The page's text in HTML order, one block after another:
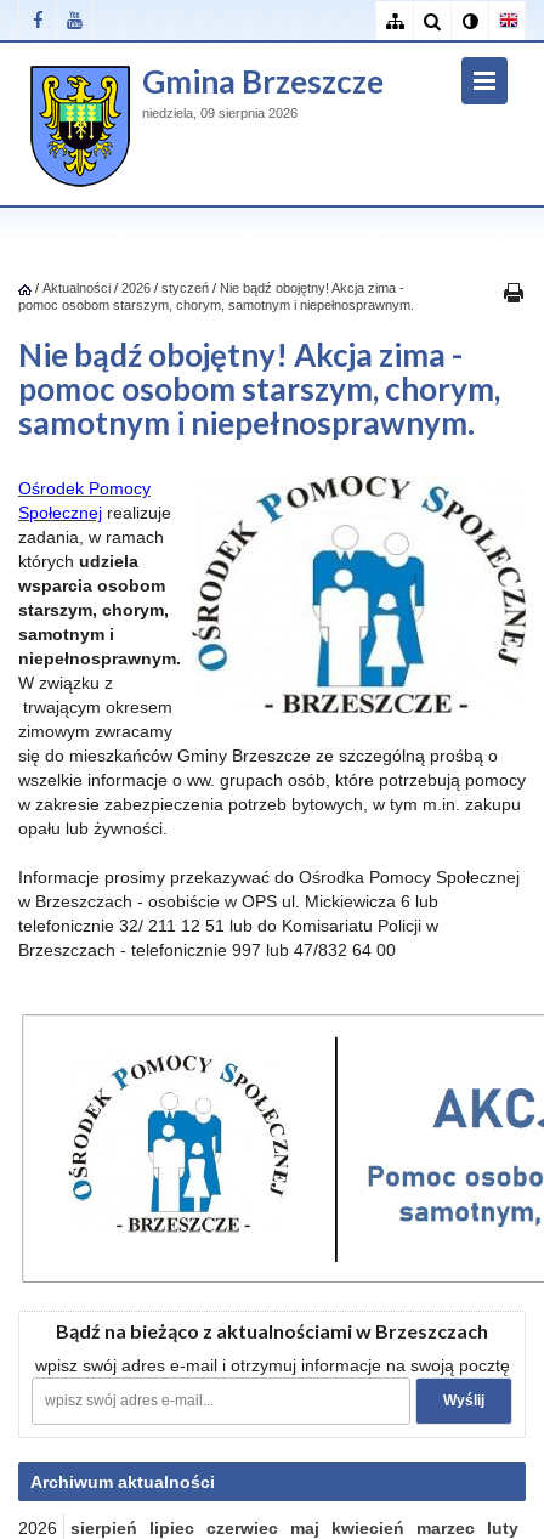
Gmina Brzeszcze
niedziela, 09 sierpnia 2026
/ Aktualności / 2026 / styczeń / Nie bądź obojętny! Akcja zima -
pomoc osobom starszym, chorym, samotnym i niepełnosprawnym.
Nie bądź obojętny! Akcja zima -
pomoc osobom starszym, chorym,
samotnym i niepełnosprawnym.
Ośrodek Pomocy
Społecznej realizuje
zadania, w ramach
których udziela
wsparcia osobom
starszym, chorym,
samotnym i
niepełnosprawnym.
W związku z
trwającym okresem
zimowym zwracamy
się do mieszkańców Gminy Brzeszcze ze szczególną prośbą o
wszelkie informacje o ww. grupach osób, które potrzebują pomocy
w zakresie zabezpieczenia potrzeb bytowych, w tym m.in. zakupu
opału lub żywności.
Informacje prosimy przekazywać do Ośrodka Pomocy Społecznej
w Brzeszczach - osobiście w OPS ul. Mickiewicza 6 lub
telefonicznie 32/ 211 12 51 lub do Komisariatu Policji w
Brzeszczach - telefonicznie 997 lub 47/832 64 00
Bądź na bieżąco z aktualnościami w Brzeszczach
wpisz swój adres e-mail i otrzymuj informacje na swoją pocztę
Archiwum aktualności
2026 sierpień lipiec czerwiec maj kwiecień marzec
luty